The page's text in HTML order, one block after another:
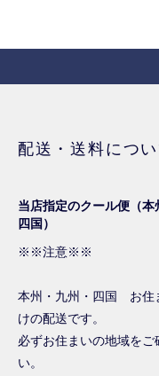
配送・送料につい
当店指定のクール便（本
四国）
※※注意※※
本州・九州・四国 お住
けの配送です。
必ずお住まいの地域をご
い。